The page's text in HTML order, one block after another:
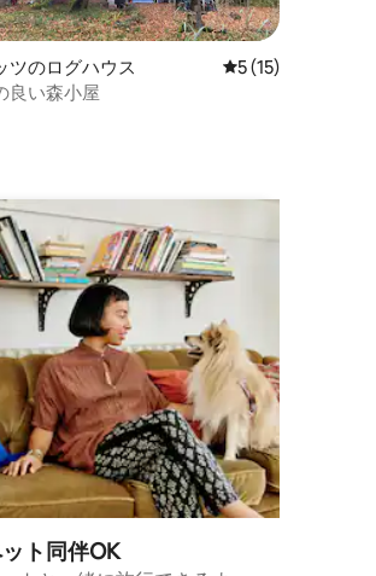
4.85つ星の平均評価
ツのログハウス レビュー15件、5
5 (15)
良い森小屋
ト同⁠伴OK